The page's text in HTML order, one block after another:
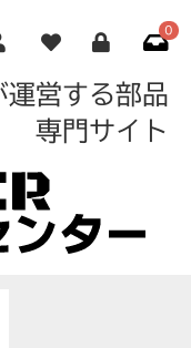
0
営する部品
専門サイト